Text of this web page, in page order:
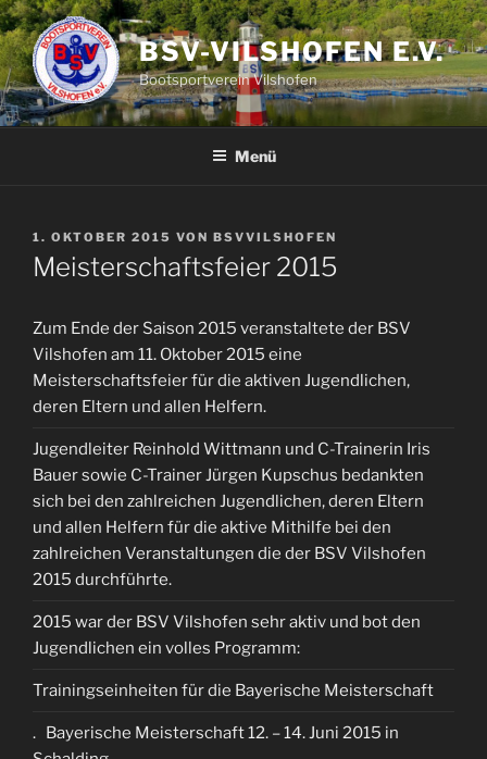
Zum
Inhalt
springen
BSV-VILSHOFEN E.V.
Bootsportverein Vilshofen
Menü
VERÖFFENTLICHT
AM
1. OKTOBER 2015 VON BSVVILSHOFEN
Meisterschaftsfeier 2015
Zum Ende der Saison 2015 veranstaltete der BSV
Vilshofen am 11. Oktober 2015 eine
Meisterschaftsfeier für die aktiven Jugendlichen,
deren Eltern und allen Helfern.
Jugendleiter Reinhold Wittmann und C-Trainerin Iris
Bauer sowie C-Trainer Jürgen Kupschus bedankten
sich bei den zahlreichen Jugendlichen, deren Eltern
und allen Helfern für die aktive Mithilfe bei den
zahlreichen Veranstaltungen die der BSV Vilshofen
2015 durchführte.
2015 war der BSV Vilshofen sehr aktiv und bot den
Jugendlichen ein volles Programm:
Trainingseinheiten für die Bayerische Meisterschaft
. Bayerische Meisterschaft 12. – 14. Juni 2015 in